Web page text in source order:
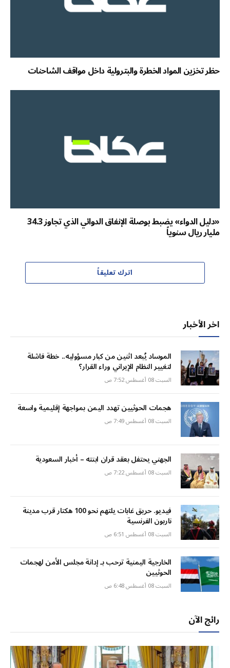
حظر تخزين المواد الخطرة والبترولية داخل مواقف الشاحنات
«دليل الدواء» يضبط بوصلة الإنفاق الدوائي الذي تجاوز 34.3
مليار ريال سنوياً
اترك تعليقاً
اخر الأخبار
الموساد يُبعد اثنين من كبار مسؤوليه.. خطة فاشلة
لتغيير النظام الإيراني وراء القرار؟
السبت 08 أغسطس 7:52 ص
هجمات الحوثيين تهدد اليمن بمواجهة إقليمية واسعة
السبت 08 أغسطس 7:49 ص
الجهني يحتفل بعقد قران ابنته – أخبار السعودية
السبت 08 أغسطس 7:22 ص
فيديو. حريق غابات يلتهم نحو 100 هكتار قرب مدينة
ناربون الفرنسية
السبت 08 أغسطس 6:51 ص
الخارجية اليمنية ترحب بـ إدانة مجلس الأمن لهجمات
الحوثيين
السبت 08 أغسطس 6:48 ص
رائج الآن